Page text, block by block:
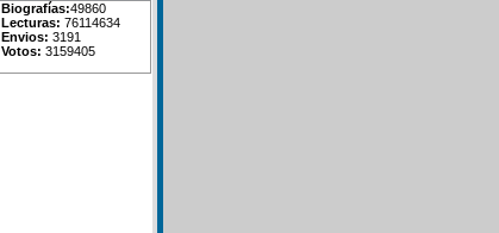
Biografías:49860
Lecturas: 76114634
Envios: 3191
Votos: 3159405